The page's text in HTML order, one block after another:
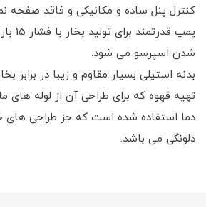
کنترل پنل ساده و مکانیکی و فاقد صفحه
پمپ
شدن اسپرسو می شود.
بدنه استیلی بسیار مقاوم و زیبا در برابر
تهیه قهوه که برای طراحی آن از لوله های
دما استفاده شده است که جز طراحی
دلونگی می باشد.